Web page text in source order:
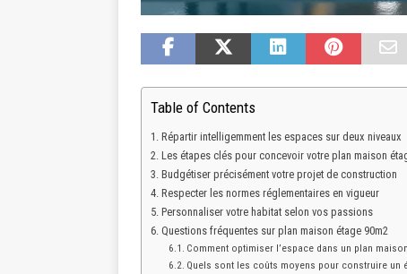
Table of Contents
Répartir intelligemment les espaces sur deux niveaux
Les étapes clés pour concevoir votre plan maison
Budgétiser précisément votre projet de construction
Respecter les normes réglementaires en vigueur
Personnaliser votre habitat selon vos passions
Questions fréquentes sur plan maison étage 90m2
Comment optimiser l’espace dans un plan
Quels sont les coûts moyens pour construire un